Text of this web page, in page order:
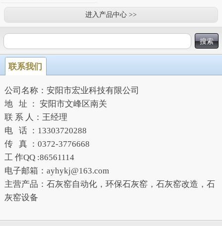
进入产品中心 >>
联系我们
公司名称：安阳市宏业科技有限公司
地 址 ： 安阳市文峰区南关
联 系 人：王经理
电 话 ：13303720288
传 真 ：0372-3776668
工 作QQ :86561114
电子邮箱：ayhykj@163.com
主营产品：石灰窑自动化，环保石灰窑，石灰窑改造，石
灰窑设备